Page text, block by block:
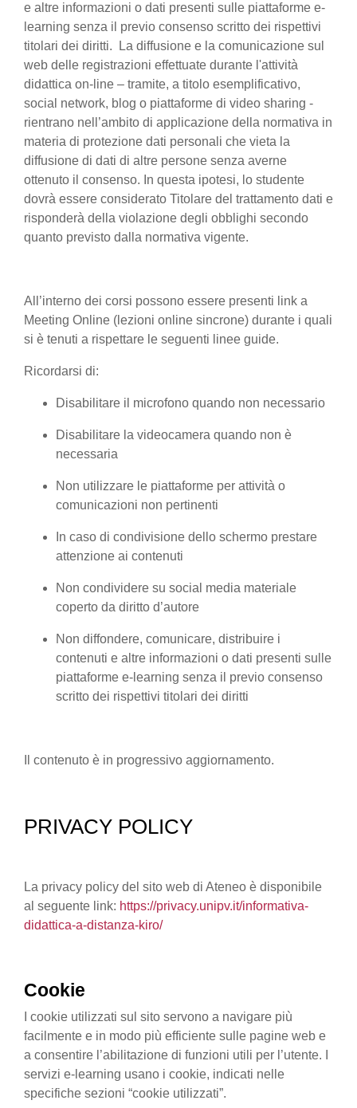
e altre informazioni o dati presenti sulle piattaforme e-
learning senza il previo consenso scritto dei rispettivi
titolari dei diritti. La diffusione e la comunicazione sul
web delle registrazioni effettuate durante l'attività
didattica on-line – tramite, a titolo esemplificativo,
social network, blog o piattaforme di video sharing -
rientrano nell’ambito di applicazione della normativa in
materia di protezione dati personali che vieta la
diffusione di dati di altre persone senza averne
ottenuto il consenso. In questa ipotesi, lo studente
dovrà essere considerato Titolare del trattamento dati e
risponderà della violazione degli obblighi secondo
quanto previsto dalla normativa vigente.
All’interno dei corsi possono essere presenti link a
Meeting Online (lezioni online sincrone) durante i quali
si è tenuti a rispettare le seguenti linee guide.
Ricordarsi di:
Disabilitare il microfono quando non necessario
Disabilitare la videocamera quando non è
necessaria
Non utilizzare le piattaforme per attività o
comunicazioni non pertinenti
In caso di condivisione dello schermo prestare
attenzione ai contenuti
Non condividere su social media materiale
coperto da diritto d’autore
Non diffondere, comunicare, distribuire i
contenuti e altre informazioni o dati presenti sulle
piattaforme e-learning senza il previo consenso
scritto dei rispettivi titolari dei diritti
Il contenuto è in progressivo aggiornamento.
PRIVACY POLICY
La privacy policy del sito web di Ateneo è disponibile
al seguente link: https://privacy.unipv.it/informativa-
didattica-a-distanza-kiro/
Cookie
I cookie utilizzati sul sito servono a navigare più
facilmente e in modo più efficiente sulle pagine web e
a consentire l’abilitazione di funzioni utili per l’utente. I
servizi e-learning usano i cookie, indicati nelle
specifiche sezioni “cookie utilizzati”.